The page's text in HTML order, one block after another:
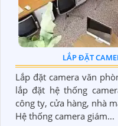
LẮP ĐẶT
Lắp đặt camera văn
lắp đặt hệ thống
công ty, cửa hàng, nhà
Hệ thống camera giám...